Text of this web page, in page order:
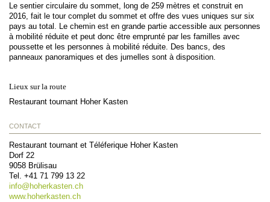
Le sentier circulaire du sommet, long de 259 mètres et construit en
2016, fait le tour complet du sommet et offre des vues uniques sur six
pays au total. Le chemin est en grande partie accessible aux personnes
à mobilité réduite et peut donc être emprunté par les familles avec
poussette et les personnes à mobilité réduite. Des bancs, des
panneaux panoramiques et des jumelles sont à disposition.
Lieux sur la route
Restaurant tournant Hoher Kasten
CONTACT
Restaurant tournant et Téléferique Hoher Kasten
Dorf 22
9058 Brülisau
Tel. +41 71 799 13 22
info@ hoherkasten.ch
www.hoherkasten.ch